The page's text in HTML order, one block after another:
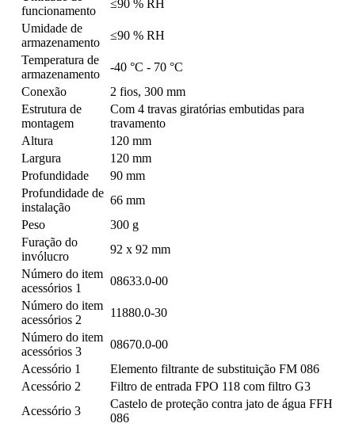
funcionamento
≤90 % RH
Umidade de
armazenamento
≤90 % RH
Temperatura de
armazenamento
-40 °C - 70 °C
Conexão
2 fios, 300 mm
Estrutura de
montagem
Com 4 travas giratórias embutidas para
travamento
Altura
120 mm
Largura
120 mm
Profundidade
90 mm
Profundidade de
instalação
66 mm
Peso
300 g
Furação do
invólucro
92 x 92 mm
Número do item
acessórios 1
08633.0-00
Número do item
acessórios 2
11880.0-30
Número do item
acessórios 3
08670.0-00
Acessório 1
Elemento filtrante de substituição FM 086
Acessório 2
Filtro de entrada FPO 118 com filtro G3
Acessório 3
Castelo de proteção contra jato de água FFH
086